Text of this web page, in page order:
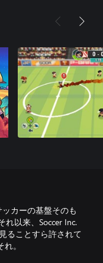
カーの基盤そのも
以来、Soccer Inc.
ることすら許されて
。